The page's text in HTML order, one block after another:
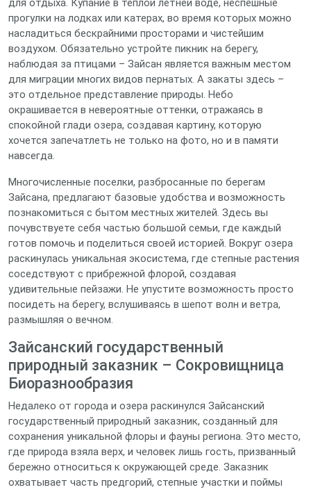
для отдыха. Купание в теплой летней воде, неспешные
прогулки на лодках или катерах, во время которых можно
насладиться бескрайними просторами и чистейшим
воздухом. Обязательно устройте пикник на берегу,
наблюдая за птицами – Зайсан является важным местом
для миграции многих видов пернатых. А закаты здесь –
это отдельное представление природы. Небо
окрашивается в невероятные оттенки, отражаясь в
спокойной глади озера, создавая картину, которую
хочется запечатлеть не только на фото, но и в памяти
навсегда.
Многочисленные поселки, разбросанные по берегам
Зайсана, предлагают базовые удобства и возможность
познакомиться с бытом местных жителей. Здесь вы
почувствуете себя частью большой семьи, где каждый
готов помочь и поделиться своей историей. Вокруг озера
раскинулась уникальная экосистема, где степные растения
соседствуют с прибрежной флорой, создавая
удивительные пейзажи. Не упустите возможность просто
посидеть на берегу, вслушиваясь в шепот волн и ветра,
размышляя о вечном.
Зайсанский государственный
природный заказник – Сокровищница
Биоразнообразия
Недалеко от города и озера раскинулся Зайсанский
государственный природный заказник, созданный для
сохранения уникальной флоры и фауны региона. Это место,
где природа взяла верх, и человек лишь гость, призванный
бережно относиться к окружающей среде. Заказник
охватывает часть предгорий, степные участки и поймы